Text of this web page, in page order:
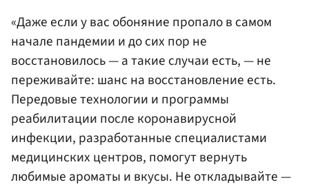
«Даже если у вас обоняние пропало в самом
начале пандемии и до сих пор не
восстановилось — а такие случаи есть, — не
переживайте: шанс на восстановление есть.
Передовые технологии и программы
реабилитации после коронавирусной
инфекции, разработанные специалистами
медицинских центров, помогут вернуть
любимые ароматы и вкусы. Не откладывайте —